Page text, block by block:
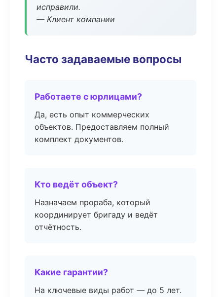
исправили.
— Клиент компании
Часто задаваемые вопросы
Работаете с юрлицами?
Да, есть опыт коммерческих
объектов. Предоставляем полный
комплект документов.
Кто ведёт объект?
Назначаем прораба, который
координирует бригаду и ведёт
отчётность.
Какие гарантии?
На ключевые виды работ — до 5 лет.